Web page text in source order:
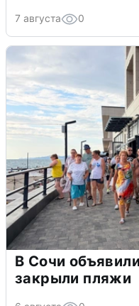
7 августа 0
В Сочи
закрыли пляжи